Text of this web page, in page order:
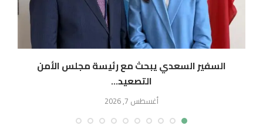
السفير السعدي يبحث مع رئيسة مجلس الأمن
التصعيد...
أغسطس 7, 2026